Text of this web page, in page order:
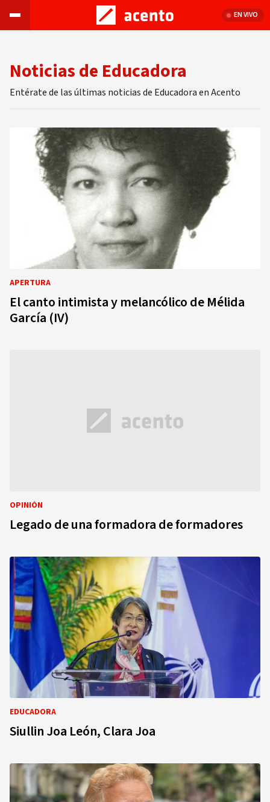
EN VIVO
Noticias de Educadora
Entérate de las últimas noticias de Educadora en Acento
APERTURA
El canto intimista y melancólico de Mélida
García (IV)
OPINIÓN
Legado de una formadora de formadores
EDUCADORA
Siullin Joa León, Clara Joa